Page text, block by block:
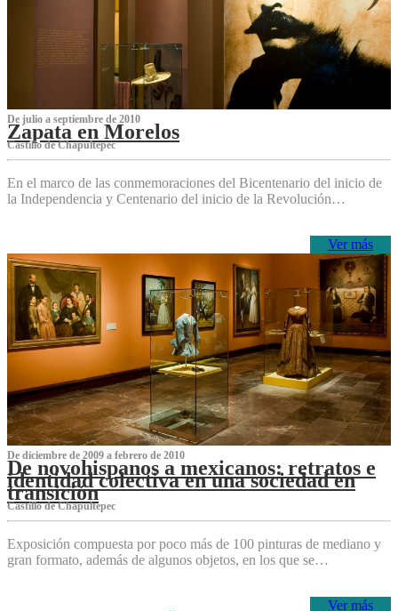
De julio a septiembre de 2010
Zapata en Morelos
Castillo de Chapultepec
En el marco de las conmemoraciones del Bicentenario del inicio de
la Independencia y Centenario del inicio de la Revolución…
Ver más
De diciembre de 2009 a febrero de 2010
De novohispanos a mexicanos: retratos e
identidad colectiva en una sociedad en
transición
Castillo de Chapultepec
Exposición compuesta por poco más de 100 pinturas de mediano y
gran formato, además de algunos objetos, en los que se…
Ver más